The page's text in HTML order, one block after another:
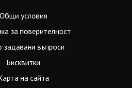
Общи условия
за поверителност
задавани въпроси
Бисквитки
на сайта